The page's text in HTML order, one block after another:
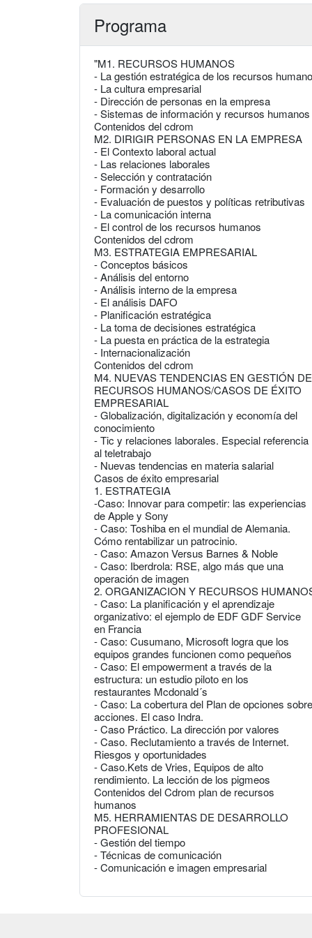
Programa
"M1. RECURSOS HUMANOS
- La gestión estratégica de los recursos
- La cultura empresarial
- Dirección de personas en la empresa
- Sistemas de información y recursos humanos
Contenidos del cdrom
M2. DIRIGIR PERSONAS EN LA EMPRESA
- El Contexto laboral actual
- Las relaciones laborales
- Selección y contratación
- Formación y desarrollo
- Evaluación de puestos y políticas retributivas
- La comunicación interna
- El control de los recursos humanos
Contenidos del cdrom
M3. ESTRATEGIA EMPRESARIAL
- Conceptos básicos
- Análisis del entorno
- Análisis interno de la empresa
- El análisis DAFO
- Planificación estratégica
- La toma de decisiones estratégica
- La puesta en práctica de la estrategia
- Internacionalización
Contenidos del cdrom
M4. NUEVAS TENDENCIAS EN GESTIÓN DE
RECURSOS HUMANOS/CASOS DE ÉXITO
EMPRESARIAL
- Globalización, digitalización y economía del
conocimiento
- Tic y relaciones laborales. Especial referencia
al teletrabajo
- Nuevas tendencias en materia salarial
Casos de éxito empresarial
1. ESTRATEGIA
-Caso: Innovar para competir: las experiencias
de Apple y Sony
- Caso: Toshiba en el mundial de Alemania.
Cómo rentabilizar un patrocinio.
- Caso: Amazon Versus Barnes & Noble
- Caso: Iberdrola: RSE, algo más que una
operación de imagen
2. ORGANIZACION Y RECURSOS
- Caso: La planificación y el aprendizaje
organizativo: el ejemplo de EDF GDF Service
en Francia
- Caso: Cusumano, Microsoft logra que los
equipos grandes funcionen como pequeños
- Caso: El empowerment a través de la
estructura: un estudio piloto en los
restaurantes Mcdonald´s
- Caso: La cobertura del Plan de opciones sobre
acciones. El caso Indra.
- Caso Práctico. La dirección por valores
- Caso. Reclutamiento a través de Internet.
Riesgos y oportunidades
- Caso.Kets de Vries, Equipos de alto
rendimiento. La lección de los pigmeos
Contenidos del Cdrom plan de recursos
humanos
M5. HERRAMIENTAS DE DESARROLLO
PROFESIONAL
- Gestión del tiempo
- Técnicas de comunicación
- Comunicación e imagen empresarial